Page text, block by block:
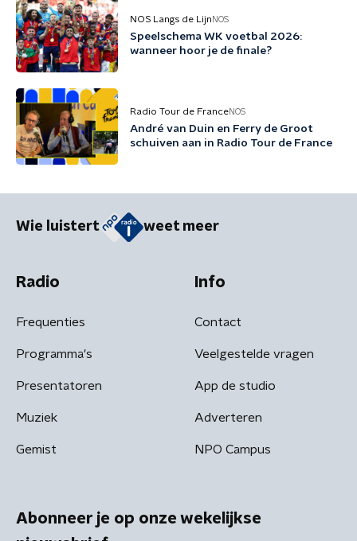
NOS Langs de Lijn NOS
Speelschema WK voetbal 2026:
wanneer hoor je de finale?
Radio Tour de FranceNOS
André van Duin en Ferry de Groot
schuiven aan in Radio Tour de France
Wie luistert weet meer
Radio
Frequenties
Programma's
Presentatoren
Muziek
Gemist
Info
Contact
Veelgestelde vragen
App de studio
Adverteren
NPO Campus
Abonneer je op onze wekelijkse